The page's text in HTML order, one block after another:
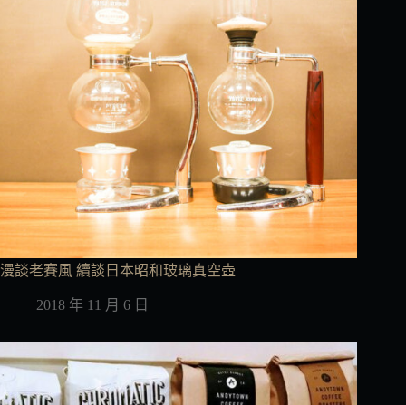
漫談老賽風 續談日本昭和玻璃真空壺
2018 年 11 月 6 日